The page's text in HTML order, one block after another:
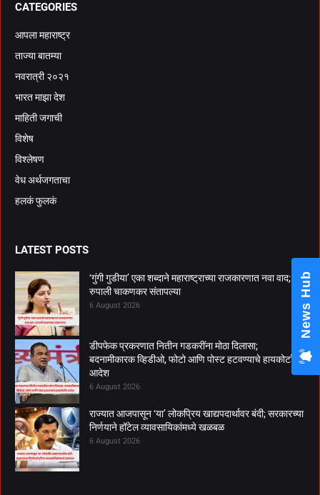
CATEGORIES
आपला महाराष्ट्र
ताज्या बातम्या
नवरात्री २०२१
भारत माझा देश
माहिती जगाची
विशेष
विश्लेषण
वेध अर्थजगताचा
हलकं फुलकं
LATEST POSTS
‘गुंगी गुडीया’ एका शब्दाने महाराष्ट्राच्या राजकारणात नवा वाद;
रुपाली चाकणकर संतापल्या
6 August 2026
डीपफेक प्रकरणात नितीन गडकरींना मोठा दिलासा;
बदनामीकारक व्हिडीओ, फोटो आणि पोस्ट हटवण्याचे हायकोर्टाचे
आदेश
6 August 2026
राज्यात आजपासून ‘या’ लोकप्रिय खाद्यपदार्थावर बंदी; सरकारच्या
निर्णयाने हॉटेल व्यावसायिकांमध्ये खळबळ
6 August 2026
News Hub